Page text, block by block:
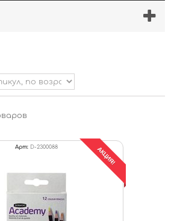
Арт: D-2300088 АКЦИЯ!